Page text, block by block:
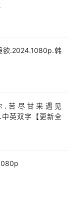
欲.2024.1080p.韩
.苦尽甘来遇见
英双字【更新全